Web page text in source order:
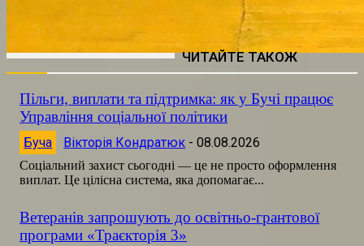
ЧИТАЙТЕ ТАКОЖ
Пільги, виплати та підтримка: як у Бучі працює
Управління соціальної політики
Буча Вікторія Кондратюк - 08.08.2026
Соціальний захист сьогодні — це не просто оформлення
виплат. Це цілісна система, яка допомагає...
Ветеранів запрошують до освітньо-грантової
програми «Траєкторія 3»